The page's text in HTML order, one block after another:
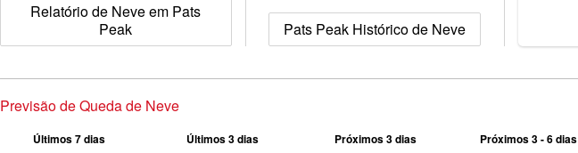
Relatório de Neve em Pats
Peak
Pats Peak Histórico de Neve
Previsão de Queda de Neve
Últimos 7 dias Últimos 3 dias Próximos 3 dias Próximos 3 - 6 dias